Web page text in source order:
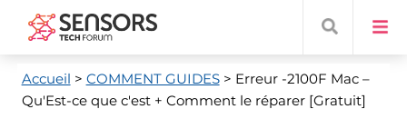
Accueil > COMMENT GUIDES> Erreur -2100F Mac –
Qu'Est-ce que c'est + Comment le réparer [Gratuit]